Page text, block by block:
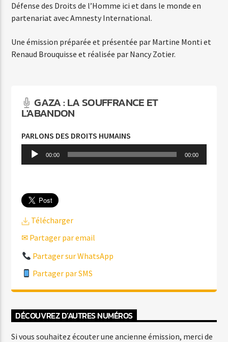
Agora Menton/Monaco
Défense des Droits de l’Homme ici et dans le monde en
partenariat avec Amnesty International.
Une émission préparée et présentée par Martine Monti et
Renaud Brouquisse et réalisée par Nancy Zotier.
GAZA : LA SOUFFRANCE ET
L'ABANDON
PARLONS DES DROITS HUMAINS
Lecteur
audio
00:00 00:00
Télécharger
✉ Partager par email
Partager sur WhatsApp
Partager par SMS
DÉCOUVREZ D’AUTRES NUMÉROS
Si vous souhaitez écouter une ancienne émission, merci de